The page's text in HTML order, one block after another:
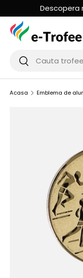
MERGI LA
Descopera
Cauta
Cauta
Acasa Emblema de